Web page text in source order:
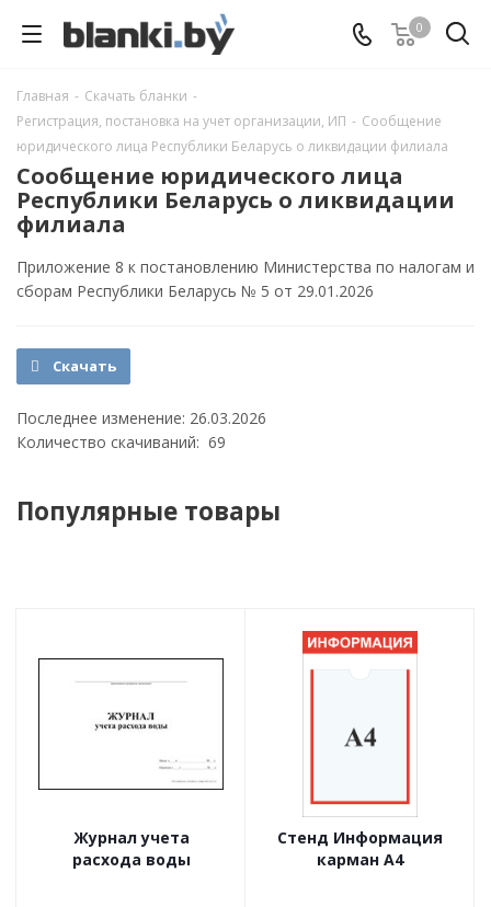
0
Главная - Скачать бланки -
Регистрация, постановка на учет организации, ИП - Сообщение
юридического лица Республики Беларусь о ликвидации филиала
Сообщение юридического лица
Республики Беларусь о ликвидации
филиала
Приложение 8 к постановлению Министерства по налогам и
сборам Республики Беларусь № 5 от 29.01.2026
Скачать
Последнее изменение: 26.03.2026
Количество скачиваний: 69
Популярные товары
Журнал учета
расхода воды
Стенд Информация
карман А4